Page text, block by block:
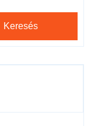
Keresés